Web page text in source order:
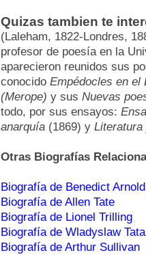
Quizas tambien te
(Laleham, 1822-Londres,
profesor de poesía en la
aparecieron reunidos sus
conocido Empédocles en el
(Merope) y sus Nuevas
todo, por sus ensayos:
anarquía (1869) y Literatura
Otras Biografías
Biografía de Benedict Arnold
Biografía de Allen Tate
Biografía de Lionel Trilling
Biografía de Wladyslaw
Biografía de Arthur Sullivan